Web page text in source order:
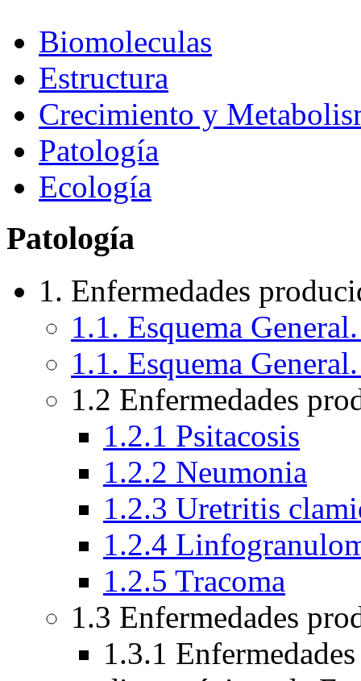
Biomoleculas
Estructura
Crecimiento y
Patología
Ecología
Patología
1. Enfermedades
1.1. Esquema
1.1. Esquema
1.2 Enfermedades
1.2.1 Psitacosis
1.2.2 Neumonia
1.2.3 Uretritis
1.2.4
1.2.5 Tracoma
1.3 Enfermedades
1.3.1